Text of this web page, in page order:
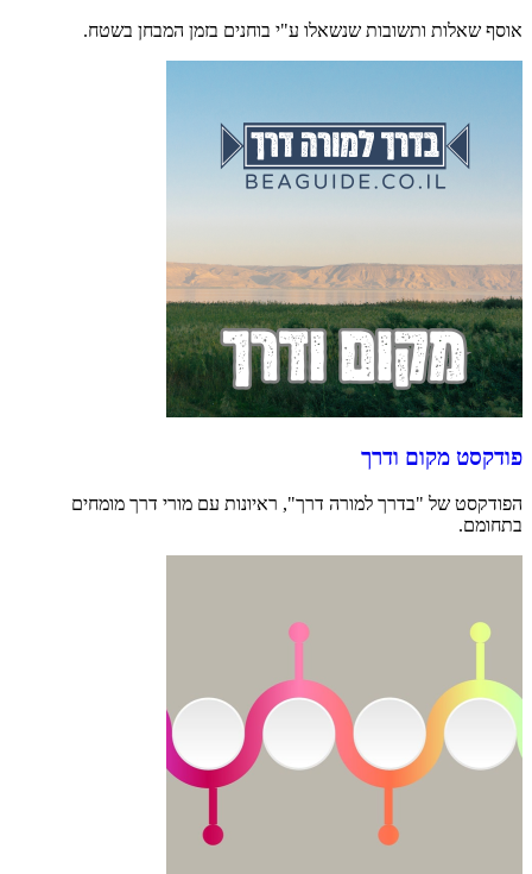
אוסף שאלות ותשובות שנשאלו ע"י בוחנים בזמן המבחן בשטח.
פודקסט מקום ודרך
הפודקסט של "בדרך למורה דרך", ראיונות עם מורי דרך מומחים
בתחומם.